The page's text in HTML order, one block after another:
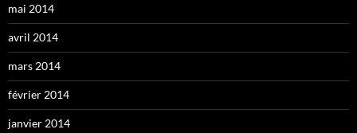
mai 2014
avril 2014
mars 2014
février 2014
janvier 2014